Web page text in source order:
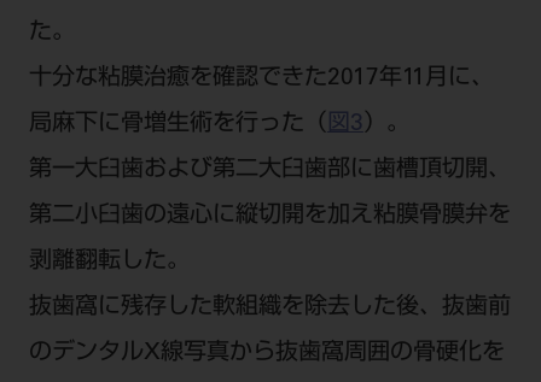
た。
十分な粘膜治癒を確認できた2017年11月に、
局麻下に骨増生術を行った（ 図3 ）。
第一大臼歯および第二大臼歯部に歯槽頂切開、
第二小臼歯の遠心に縦切開を加え粘膜骨膜弁を
剥離翻転した。
抜歯窩に残存した軟組織を除去した後、抜歯前
のデンタルX線写真から抜歯窩周囲の骨硬化を